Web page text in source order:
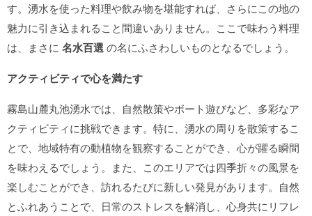
す。湧水を使った料理や飲み物を堪能すれば、さらにこの地の
魅力に引き込まれること間違いありません。ここで味わう料理
は、まさに 名水百選の名にふさわしいものとなるでしょう。
アクティビティで心を満たす
霧島山麓丸池湧水では、自然散策やボート遊びなど、多彩なア
クティビティに挑戦できます。特に、湧水の周りを散策するこ
とで、地域特有の動植物を観察することができ、心が躍る瞬間
を味わえるでしょう。また、このエリアでは四季折々の風景を
楽しむことができ、訪れるたびに新しい発見があります。自然
とふれあうことで、日常のストレスを解消し、心身共にリフレ